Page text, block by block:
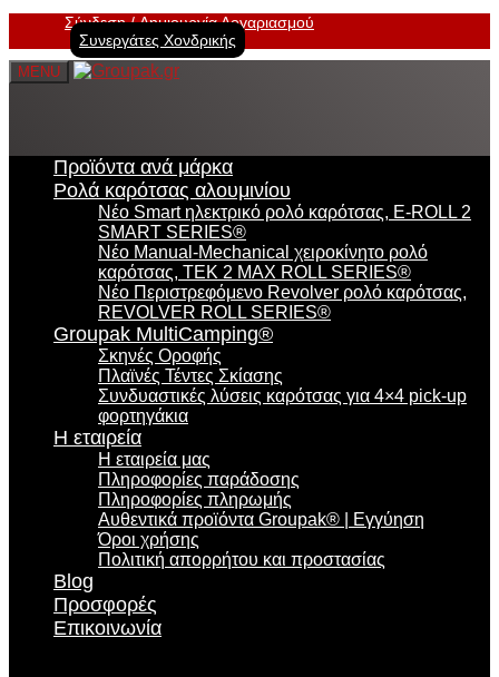
Σύνδεση
Δημιουργία Λογαριασμού
Συνεργάτες Χονδρικής
MENU
Προϊόντα ανά μάρκα
Ρολά καρότσας αλουμινίου
Νέο Smart ηλεκτρικό ρολό καρότσας, E-ROLL 2
SMART SERIES®
Νέο Manual-Mechanical χειροκίνητο ρολό
καρότσας, TEK 2 MAX ROLL SERIES®
Νέο Περιστρεφόμενο Revolver ρολό καρότσας,
REVOLVER ROLL SERIES®
Groupak MultiCamping®
Σκηνές Οροφής
Πλαϊνές Τέντες Σκίασης
Συνδυαστικές λύσεις καρότσας για 4×4 pick-up
φορτηγάκια
Η εταιρεία
Η εταιρεία μας
Πληροφορίες παράδοσης
Πληροφορίες πληρωμής
Αυθεντικά προϊόντα Groupak® | Εγγύηση
Όροι χρήσης
Πολιτική απορρήτου και προστασίας
Blog
Προσφορές
Επικοινωνία